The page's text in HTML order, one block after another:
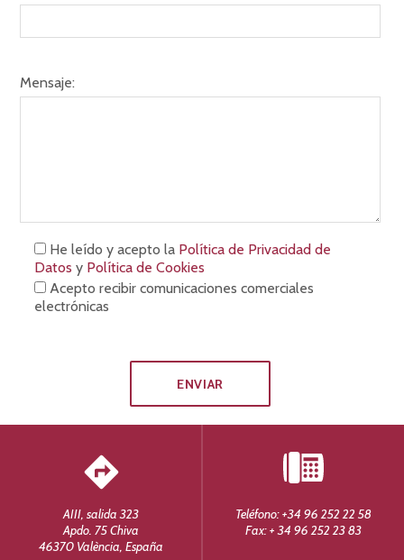
Mensaje:
He leído y acepto la Política de Privacidad de
Datos y Política de Cookies
Acepto recibir comunicaciones comerciales
electrónicas
AIII, salida 323
Apdo. 75 Chiva
46370 València, España
Teléfono: +34 96 252 22 58
Fax: + 34 96 252 23 83